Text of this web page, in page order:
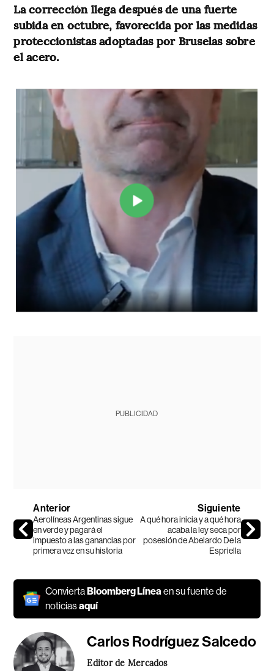
La corrección llega después de una fuerte
subida en octubre, favorecida por las medidas
proteccionistas adoptadas por Bruselas sobre
el acero.
PUBLICIDAD
Anterior
Aerolíneas Argentinas sigue
en verde y pagará el
impuesto a las ganancias por
primera vez en su historia
Siguiente
A qué hora inicia y a qué hora
acaba la ley seca por
posesión de Abelardo De la
Espriella
ConviertaBloomberg Línea en su fuente de
noticiasaquí
Carlos Rodríguez Salcedo
Editor de Mercados